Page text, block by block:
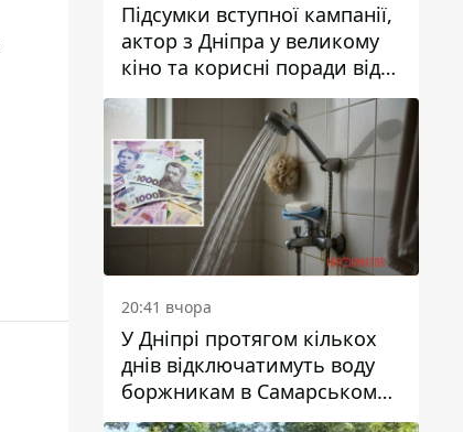
Підсумки вступної кампанії,
актор з Дніпра у великому
кіно та корисні поради від
Інформатора: топ добрих
20:41 вчора
У Дніпрі протягом кількох
днів відключатимуть воду
боржникам в Самарському
районі: адреси